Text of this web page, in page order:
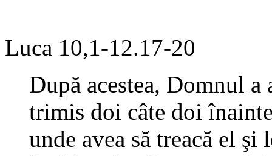
Luca 10,1-12.17-20
După acestea, Domnul
trimis doi câte doi
unde avea să treacă el şi